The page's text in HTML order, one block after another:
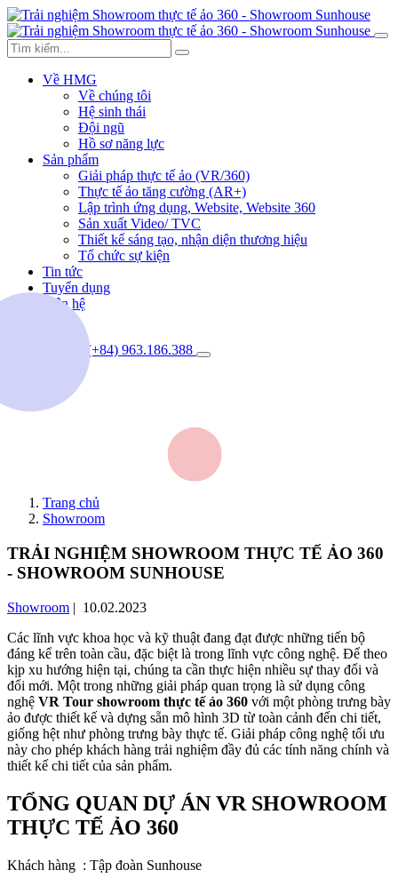
Về HMG
Về chúng tôi
Hệ sinh thái
Đội ngũ
Hồ sơ năng lực
Sản phẩm
Giải pháp thực tế ảo (VR/360)
Thực tế ảo tăng cường (AR+)
Lập trình ứng dụng, Website, Website 360
Sản xuất Video/ TVC
Thiết kế sáng tạo, nhận diện thương hiệu
Tổ chức sự kiện
Tin tức
Tuyển dụng
Liên hệ
(+84) 963.186.388
Trang chủ
Showroom
TRẢI NGHIỆM SHOWROOM THỰC TẾ ẢO 360
- SHOWROOM SUNHOUSE
Showroom | 10.02.2023
Các lĩnh vực khoa học và kỹ thuật đang đạt được những tiến bộ
đáng kể trên toàn cầu, đặc biệt là trong lĩnh vực công nghệ. Để theo
kịp xu hướng hiện tại, chúng ta cần thực hiện nhiều sự thay đổi và
đổi mới. Một trong những giải pháp quan trọng là sử dụng công
nghệ VR Tour showroom thực tế ảo 360 với một phòng trưng bày
ảo được thiết kế và dựng sẵn mô hình 3D từ toàn cảnh đến chi tiết,
giống hệt như phòng trưng bày thực tế. Giải pháp công nghệ tối ưu
này cho phép khách hàng trải nghiệm đầy đủ các tính năng chính và
thiết kế chi tiết của sản phẩm.
TỔNG QUAN DỰ ÁN VR SHOWROOM
THỰC TẾ ẢO 360
Khách hàng : Tập đoàn Sunhouse